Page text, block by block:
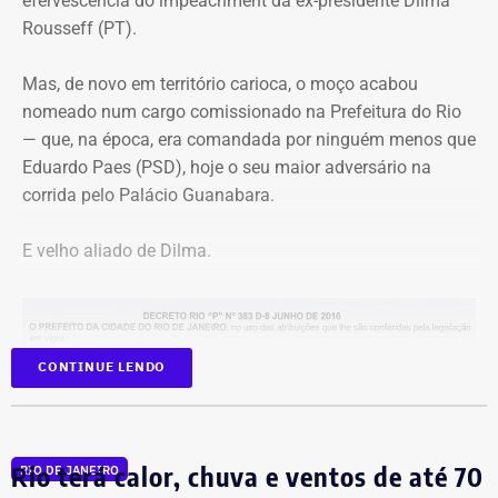
incomum: ao invés de prometer levar recursos ou
simplesmente deixe de existir.
classificação livre.
Programação reúne música, livros, empreendedorismo e debates sobre
Rousseff (PT).
Mas, de novo em território carioca, o moço acabou
nomeado num cargo comissionado na Prefeitura do Rio
— que, na época, era comandada por ninguém menos que
Eduardo Paes (PSD), hoje o seu maior adversário na
corrida pelo Palácio Guanabara.
E velho aliado de Dilma.
Na Secretaria municipal da Casa Civil, André Marinho
CONTINUE LENDO
RIO DE JANEIRO
Rio terá calor, chuva e ventos de até 70